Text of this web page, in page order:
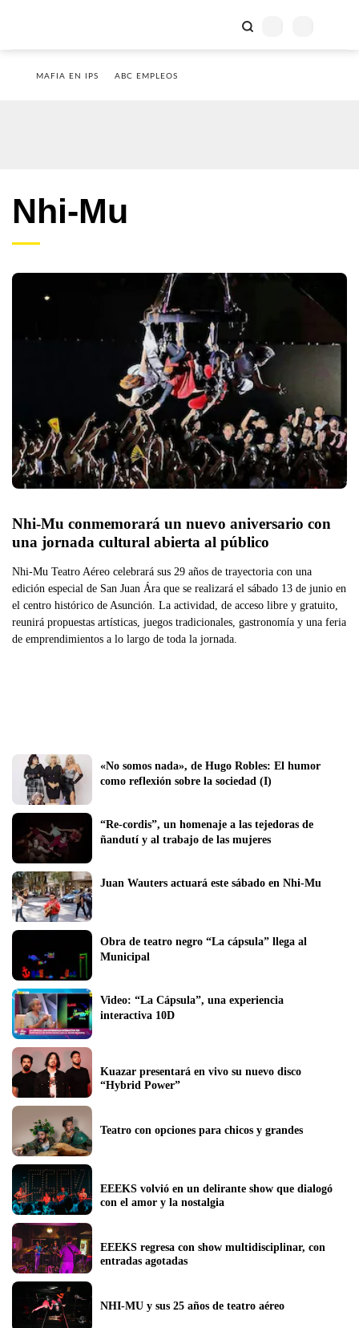
MAFIA EN IPS ABC EMPLEOS
Nhi-Mu
Nhi-Mu conmemorará un nuevo aniversario con
una jornada cultural abierta al público
Nhi-Mu Teatro Aéreo celebrará sus 29 años de trayectoria con una
edición especial de San Juan Ára que se realizará el sábado 13 de junio en
el centro histórico de Asunción. La actividad, de acceso libre y gratuito,
reunirá propuestas artísticas, juegos tradicionales, gastronomía y una feria
de emprendimientos a lo largo de toda la jornada.
«No somos nada», de Hugo Robles: El humor
como reflexión sobre la sociedad (I)
“Re-cordis”, un homenaje a las tejedoras de
ñandutí y al trabajo de las mujeres
Juan Wauters actuará este sábado en Nhi-Mu
Obra de teatro negro “La cápsula” llega al
Municipal
Video: “La Cápsula”, una experiencia
interactiva 10D
Kuazar presentará en vivo su nuevo disco
“Hybrid Power”
Teatro con opciones para chicos y grandes
EEEKS volvió en un delirante show que dialogó
con el amor y la nostalgia
EEEKS regresa con show multidisciplinar, con
entradas agotadas
NHI-MU y sus 25 años de teatro aéreo